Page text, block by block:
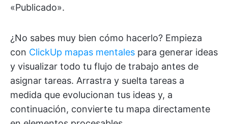
«Publicado».
¿No sabes muy bien cómo hacerlo? Empieza
con ClickUp mapas mentales para generar ideas
y visualizar todo tu flujo de trabajo antes de
asignar tareas. Arrastra y suelta tareas a
medida que evolucionan tus ideas y, a
continuación, convierte tu mapa directamente